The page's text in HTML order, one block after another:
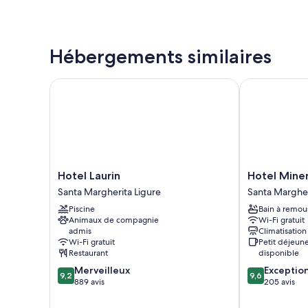
Hébergements similaires
Hotel
Laurin
Santa
Margherita
Ligure
Hotel Laurin
Santa Margherita Ligure
Piscine
Animaux de compagnie
admis
Wi-Fi gratuit
Restaurant
9.2
sur
9,2 Merveilleux
889 avis
Hotel Laurin
Hotel
Minerva
Santa
Margherita
Ligure
Hotel
Santa
Bain à
Wi-Fi gratuit
Climatisation
Petit
disponible
9.6
sur
9,6
205 avis
Hotel